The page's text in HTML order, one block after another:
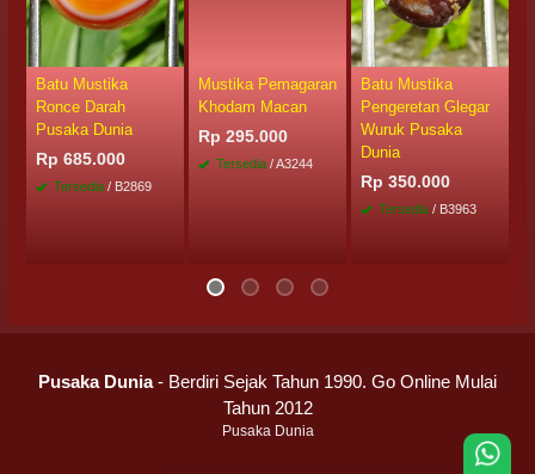
Batu Mustika
Ronce Darah
Pusaka Dunia
Rp 685.000
Tersedia / B2869
Mustika Pemagaran
Khodam Macan
Rp 295.000
Tersedia / A3244
Batu Mustika
Pengeretan Glegar
Wuruk Pusaka
Dunia
Rp 350.000
Tersedia / B3963
Pusaka Dunia- Berdiri Sejak Tahun 1990. Go Online Mulai
Tahun 2012
Pusaka Dunia